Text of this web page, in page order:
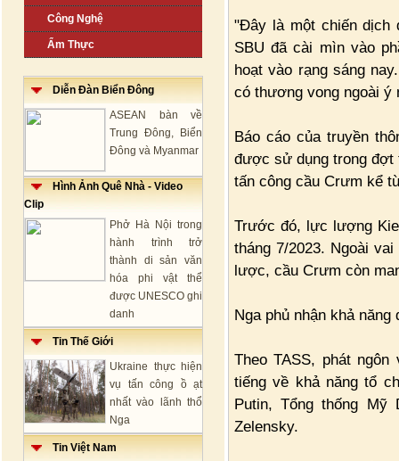
Công Nghệ
Ẩm Thực
Diễn Đàn Biển Đông
ASEAN bàn về
Trung Đông, Biển
Đông và Myanmar
Hình Ảnh Quê Nhà - Video
Clip
Phở Hà Nội trong
hành trình trở
thành di sản văn
hóa phi vật thể
được UNESCO ghi
danh
Tin Thế Giới
Ukraine thực hiện
vụ tấn công ồ ạt
nhất vào lãnh thổ
Nga
Tin Việt Nam
"Đây là một chiến dịch
SBU đã cài mìn vào
hoạt vào rạng sáng
có thương vong ngoài ý
Báo cáo của truyền
được sử dụng trong đợt
tấn công cầu Crưm kể
Trước đó, lực lượng
tháng 7/2023. Ngoài
lược, cầu Crưm còn
Nga phủ nhận khả năng
Theo TASS, phát
tiếng về khả năng tổ
Putin, Tổng thống Mỹ
Zelensky.